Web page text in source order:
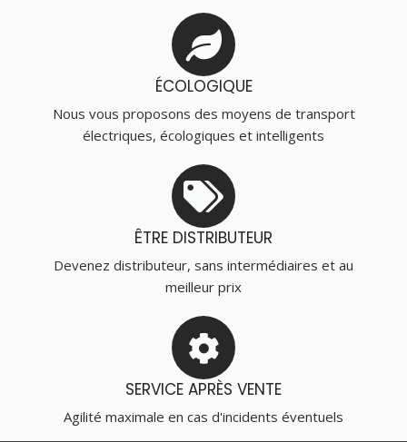
ÉCOLOGIQUE
Nous vous proposons des moyens de transport
électriques, écologiques et intelligents
ÊTRE DISTRIBUTEUR
Devenez distributeur, sans intermédiaires et au
meilleur prix
SERVICE APRÈS VENTE
Agilité maximale en cas d'incidents éventuels